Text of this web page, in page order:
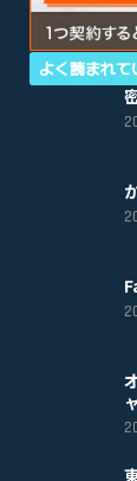
よく読まれて